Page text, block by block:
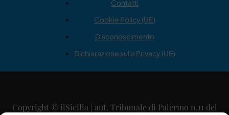
Contatti
Cookie Policy (UE)
Disconoscimento
Dichiarazione sulla Privacy (UE)
Copyright © ilSicilia | aut. Tribunale di Palermo n.11 del